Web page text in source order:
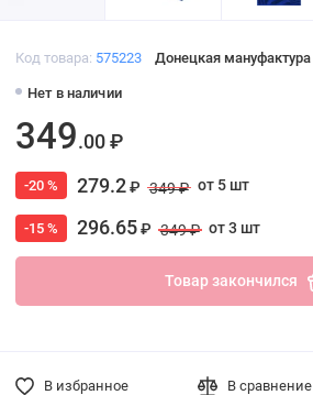
Код товара: 575223 Донецкая мануфактура
Нет в наличии
349.00 ₽
-20 % 279.2₽ 349 ₽ от 5 шт
-15 % 296.65₽ 349 ₽ от 3 шт
Товар закончился
В избранное В сравнение